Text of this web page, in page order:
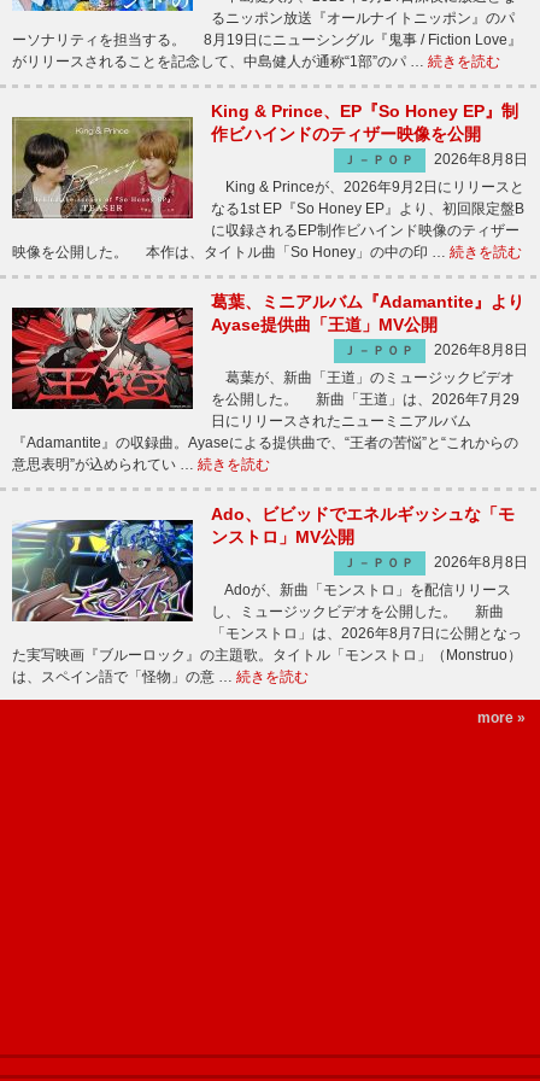
るニッポン放送『オールナイトニッポン』のパ
ーソナリティを担当する。 8月19日にニューシングル『鬼事 / Fiction Love』
がリリースされることを記念して、中島健人が通称“1部”のパ … 続きを読む
King & Prince、EP『So Honey EP』制
作ビハインドのティザー映像を公開
Ｊ－ＰＯＰ
2026年8月8日
King & Princeが、2026年9月2日にリリースと
なる1st EP『So Honey EP』より、初回限定盤B
に収録されるEP制作ビハインド映像のティザー
映像を公開した。 本作は、タイトル曲「So Honey」の中の印 … 続きを読む
葛葉、ミニアルバム『Adamantite』より
Ayase提供曲「王道」MV公開
Ｊ－ＰＯＰ
2026年8月8日
葛葉が、新曲「王道」のミュージックビデオ
を公開した。 新曲「王道」は、2026年7月29
日にリリースされたニューミニアルバム
『Adamantite』の収録曲。Ayaseによる提供曲で、“王者の苦悩”と“これからの
意思表明”が込められてい … 続きを読む
Ado、ビビッドでエネルギッシュな「モ
ンストロ」MV公開
Ｊ－ＰＯＰ
2026年8月8日
Adoが、新曲「モンストロ」を配信リリース
し、ミュージックビデオを公開した。 新曲
「モンストロ」は、2026年8月7日に公開となっ
た実写映画『ブルーロック』の主題歌。タイトル「モンストロ」（Monstruo）
は、スペイン語で「怪物」の意 … 続きを読む
more »